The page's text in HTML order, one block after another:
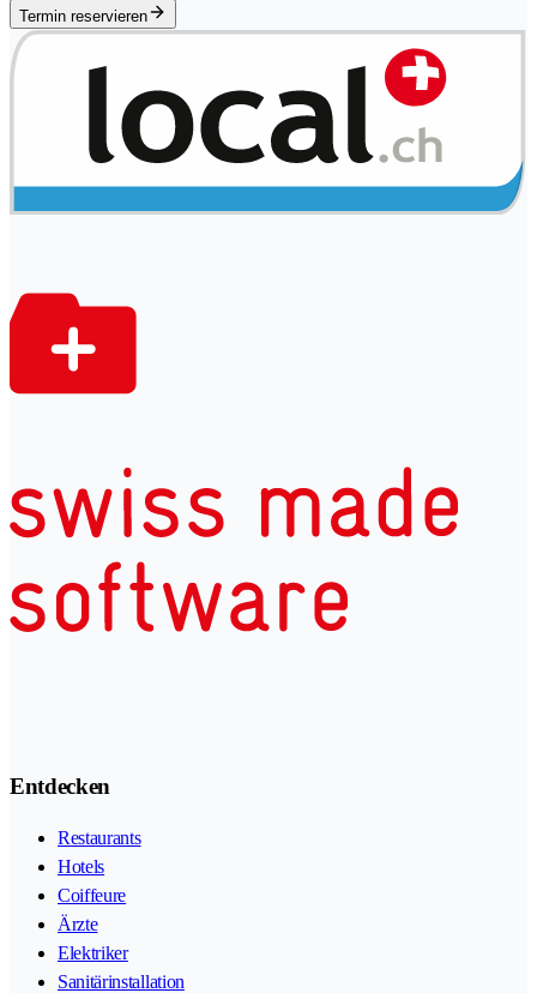
Termin reservieren
Entdecken
Restaurants
Hotels
Coiffeure
Ärzte
Elektriker
Sanitärinstallation